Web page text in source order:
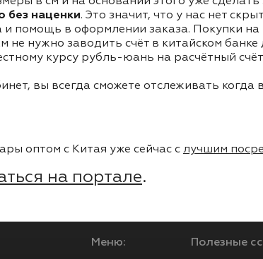
без наценки. Это значит, что у нас нет
и помощь в оформлении заказа. Покупки на
не нужно заводить счёт в китайском
курсу рубль-юань на расчётный
вы всегда сможете отслеживать когда
оптом с Китая уже сейчас с лучшим
на портале.
Меню: Полезные